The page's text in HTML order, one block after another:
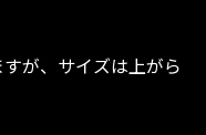
が、サイズは上がら